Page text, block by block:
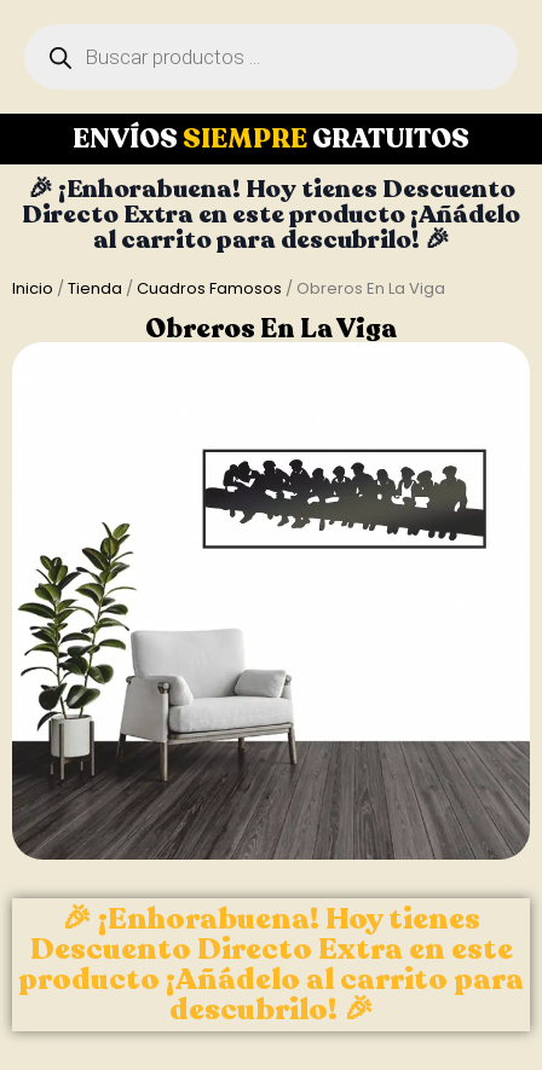
ENVÍOS SIEMPREGRATUITOS
🎉 ¡Enhorabuena! Hoy tienes Descuento
Directo Extra en este producto ¡Añádelo
al carrito para descubrilo! 🎉
Inicio /Tienda /Cuadros Famosos / Obreros En La Viga
Obreros En La Viga
🎉 ¡Enhorabuena! Hoy tienes
Descuento Directo Extra en este
producto ¡Añádelo al carrito para
descubrilo! 🎉